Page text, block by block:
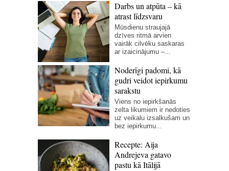
Darbs un atpūta – kā
atrast līdzsvaru
Mūsdienu straujajā
dzīves ritmā arvien
vairāk cilvēku saskaras
ar izaicinājumu –...
Noderīgi padomi, kā
gudri veidot iepirkumu
sarakstu
Viens no iepirkšanās
zelta likumiem ir nedoties
uz veikalu izsalkušam un
bez iepirkumu...
Recepte: Aija
Andrejeva gatavo
pastu kā Itālijā